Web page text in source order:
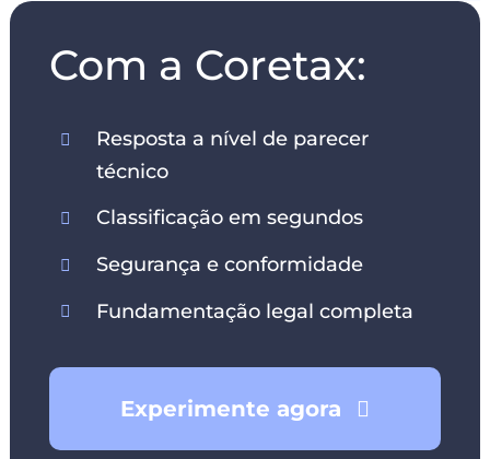
Com a Coretax:
Resposta a nível de parecer
técnico
Classificação em segundos
Segurança e conformidade
Fundamentação legal completa
Experimente agora